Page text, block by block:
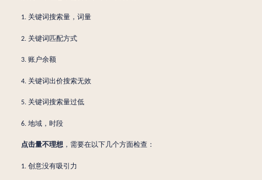
1. 关键词搜索量，词量
2. 关键词匹配方式
3. 账户余额
4. 关键词出价搜索无效
5. 关键词搜索量过低
6. 地域，时段
点击量不理想，需要在以下几个方面检查：
1. 创意没有吸引力